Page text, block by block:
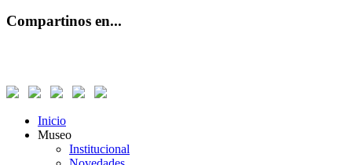
Compartinos en...
Inicio
Museo
Institucional